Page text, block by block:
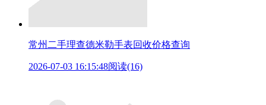
常州二手理查德米勒手表回收价格查询
2026-07-03 16:15:48阅读(16)